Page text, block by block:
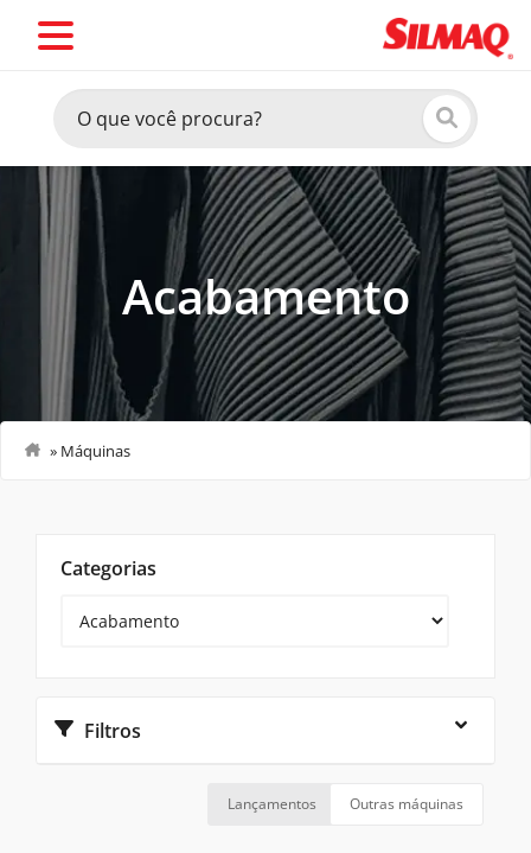
Acabamento
» Máquinas
Categorias
Filtros
Lançamentos Outras máquinas